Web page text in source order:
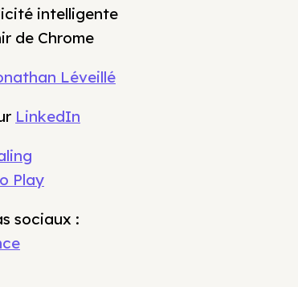
intelligente
de Chrome
Léveillé
LinkedIn
Play
sociaux :